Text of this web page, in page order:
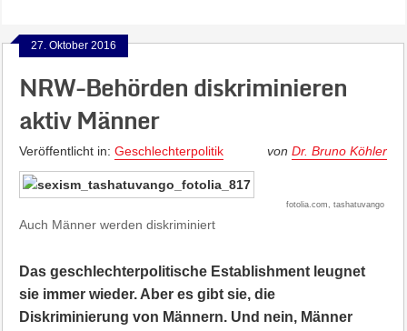
27. Oktober 2016
NRW-Behörden diskriminieren
aktiv Männer
Veröffentlicht in: Geschlechterpolitik vonDr. Bruno Köhler
fotolia.com, tashatuvango
Auch Männer werden diskriminiert
Das geschlechterpolitische Establishment leugnet
sie immer wieder. Aber es gibt sie, die
Diskriminierung von Männern. Und nein, Männer